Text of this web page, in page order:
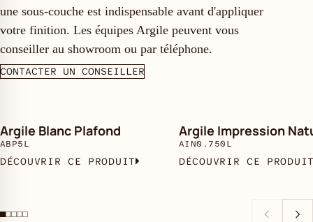
une sous-couche est indispensable avant d'appliquer
votre finition. Les équipes Argile peuvent vous
conseiller au showroom ou par téléphone.
CONTACTER UN CONSEILLER
Argile Blanc Plafond
ABP5L
DÉCOUVRIR CE PRODUIT
Argile Impression
AIN0.750L
DÉCOUVRIR CE